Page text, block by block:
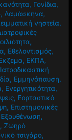
, Γονίδια,
, Δαμάσκηνα,
νηστεία,
,
, Εθελοντισμός,
, ΕΚΠΑ,
, Εμμηνόπαυση,
, Ενεργητικότητα,
, Εορταστικό
, Επιστημονικές
,
,Ζωηρό
τσιγάρο,